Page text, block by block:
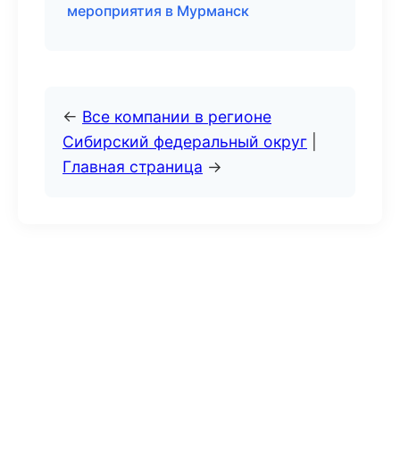
мероприятия в Мурманск
← Все компании в регионе
Сибирский федеральный округ
Главная страница →